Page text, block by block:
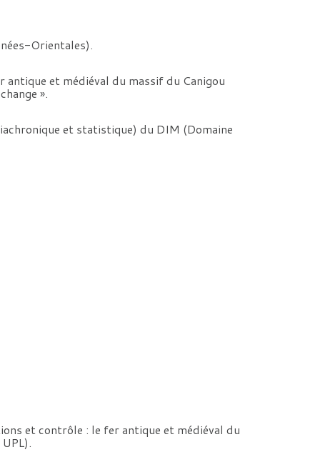
Orientales).
et médiéval du massif du Canigou
».
et statistique) du DIM (Domaine
et contrôle : le fer antique et médiéval du